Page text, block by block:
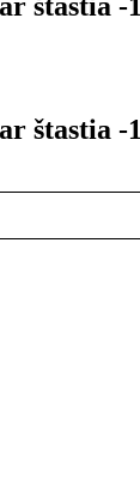
štastia -
štastia -